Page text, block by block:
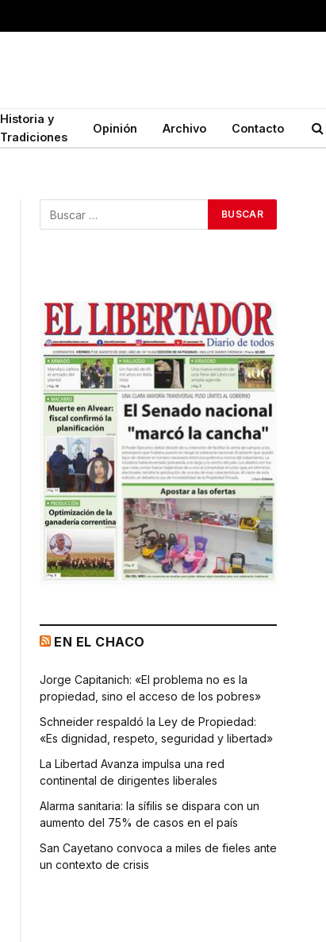
Historia y
Tradiciones
Opinión Archivo Contacto
EN EL CHACO
Jorge Capitanich: «El problema no es la
propiedad, sino el acceso de los pobres»
Schneider respaldó la Ley de Propiedad:
«Es dignidad, respeto, seguridad y libertad»
La Libertad Avanza impulsa una red
continental de dirigentes liberales
Alarma sanitaria: la sífilis se dispara con un
aumento del 75% de casos en el país
San Cayetano convoca a miles de fieles ante
un contexto de crisis